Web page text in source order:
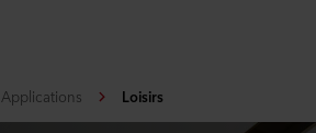
Applications Loisirs